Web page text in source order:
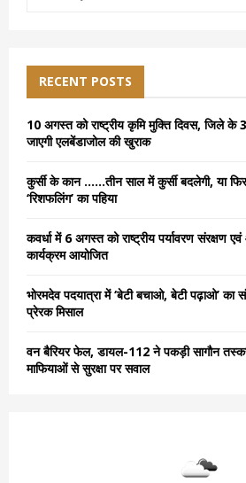
f
o
r
RECENT POSTS
10 अगस्त को राष्ट्रीय कृमि मुक्ति दिवस, जिले के
जाएगी एलबेंडाजोल की खुराक
कुर्सी के कान ……तीन साल में कुर्सी बदलेगी, या
‘रिशफलिंग’ का पहिया
कवर्धा में 6 अगस्त को राष्ट्रीय पर्यावरण संरक्षण
कार्यक्रम आयोजित
भोरमदेव पदयात्रा में ‘बेटी बचाओ, बेटी पढ़ाओ’
प्रेरक मिसाल
वन बैरियर फेल, डायल-112 ने पकड़ी सागौन
माफियाओं से सुरक्षा पर सवाल